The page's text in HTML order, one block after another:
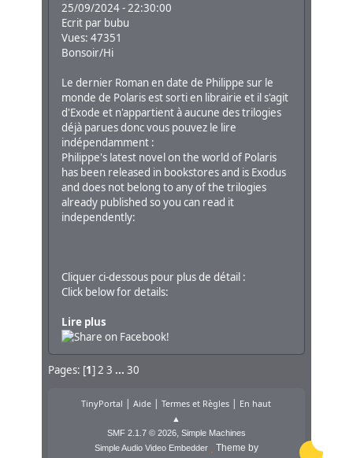
25/09/2024 - 22:30:00
Ecrit par bubu
Vues: 47351
Bonsoir/Hi
Le dernier Roman en date de Philippe sur le
monde de Polaris est sorti en librairie et il s'agit
d'Exode et n'appartient à aucune des trilogies
déjà parues donc vous pouvez le lire
indépendamment :
Philippe's latest novel on the world of Polaris
has been released in bookstores and is Exodus
and does not belong to any of the trilogies
already published so you can read it
independently:
Cliquer ci-dessous pour plus de détail :
Click below for details:
Lire plus
Pages: [1]2 3 ... 30
TinyPortal |Aide |Termes et Règles | En haut
▲
SMF 2.1.7 © 2026, Simple Machines
Simple Audio Video Embedder
Theme by